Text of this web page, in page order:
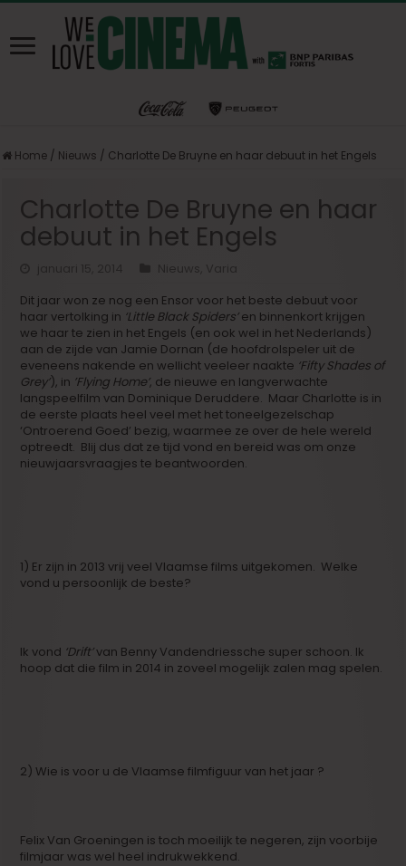
Home / Nieuws / Charlotte De Bruyne en haar debuut in het Engels
Charlotte De Bruyne en haar
debuut in het Engels
Nieuws
Varia
Dit jaar won ze nog een Ensor voor het beste debuut voor
haar vertolking in ‘Little Black Spiders’en binnenkort krijgen
we haar te zien in het Engels (en ook wel in het Nederlands)
aan de zijde van Jamie Dornan (de hoofdrolspeler uit de
eveneens nakende en wellicht veeleer naakte ‘Fifty Shades of
Grey’), in ’Flying Home’, de nieuwe en langverwachte
langspeelfilm van Dominique Deruddere. Maar Charlotte is in
de eerste plaats heel veel met het toneelgezelschap
‘Ontroerend Goed’ bezig, waarmee ze over de hele wereld
optreedt. Blij dus dat ze tijd vond en bereid was om onze
nieuwjaarsvraagjes te beantwoorden.
1) Er zijn in 2013 vrij veel Vlaamse films uitgekomen. Welke
vond u persoonlijk de beste?
Ik vond ‘Drift’van Benny Vandendriessche super schoon. Ik
hoop dat die film in 2014 in zoveel mogelijk zalen mag spelen.
2) Wie is voor u de Vlaamse filmfiguur van het jaar ?
Felix Van Groeningen is toch moeilijk te negeren, zijn voorbije
filmjaar was wel heel indrukwekkend.